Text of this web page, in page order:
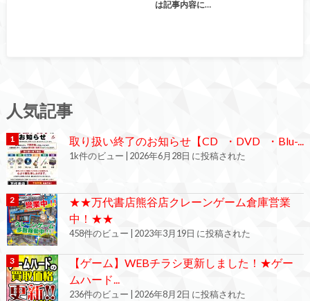
は記事内容に…
人気記事
取り扱い終了のお知らせ【CD ・DVD ・Blu-...
1k件のビュー 2026年6月28日 に投稿された
★★万代書店熊谷店クレーンゲーム倉庫営業
中！★★
458件のビュー 2023年3月19日 に投稿された
【ゲーム】WEBチラシ更新しました！★ゲー
ムハード...
236件のビュー 2026年8月2日 に投稿された